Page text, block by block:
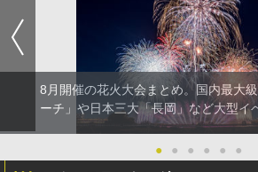
8月開催の花火大会まとめ。国内最大
ーチ」や日本三大「長岡」など大型イ
● ● ● ● ● ●